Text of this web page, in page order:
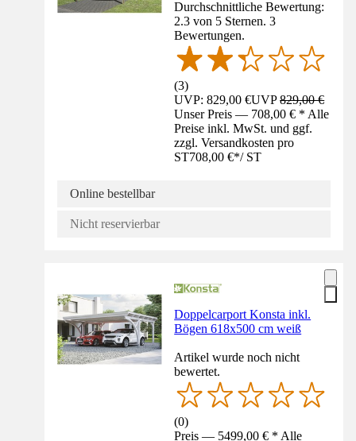
Durchschnittliche Bewertung:
2.3 von 5 Sternen. 3
Bewertungen.
(3)
UVP: 829,00 €UVP829,00 €
Unser Preis — 708,00 € * Alle
Preise inkl. MwSt. und ggf.
zzgl. Versandkosten pro
ST708,00 €*/ ST
Online bestellbar
Nicht reservierbar
Doppelcarport Konsta inkl.
Bögen 618x500 cm weiß
Artikel wurde noch nicht
bewertet.
(0)
Preis — 5499,00 € * Alle